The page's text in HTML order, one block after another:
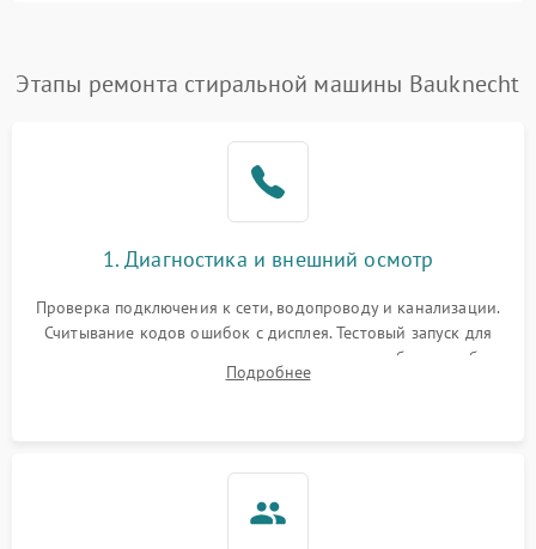
2200 ₽ Подробнее →
Этапы ремонта стиральной машины Bauknecht
1. Диагностика и внешний осмотр
Проверка подключения к сети, водопроводу и канализации.
Считывание кодов ошибок с дисплея. Тестовый запуск для
выявления посторонних шумов, протечек или сбоев в работе
электронного модуля управления.
Подробнее